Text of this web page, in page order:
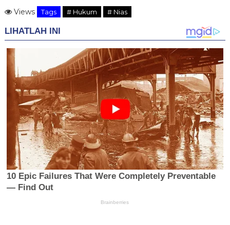
Views
Tags # Hukum # Nias